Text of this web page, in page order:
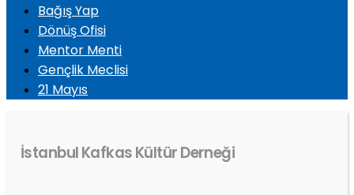
Bağış Yap
Dönüş Ofisi
Mentor Menti
Gençlik Meclisi
21 Mayıs
İstanbul Kafkas Kültür Derneği